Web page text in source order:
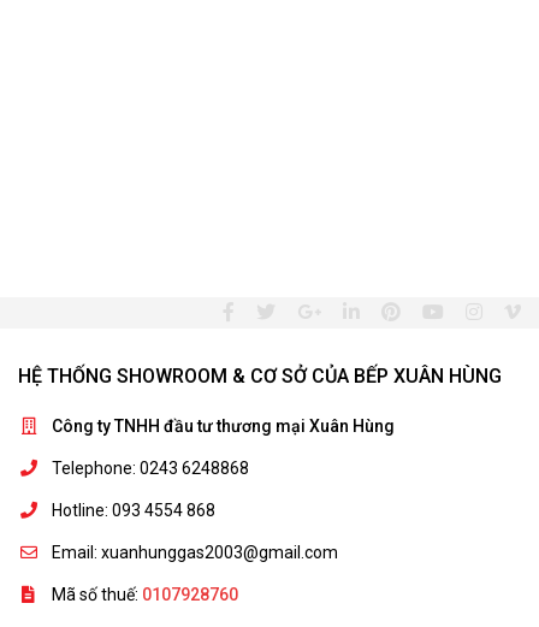
HỆ THỐNG SHOWROOM & CƠ SỞ CỦA BẾP XUÂN HÙNG
Công ty TNHH đầu tư thương mại Xuân Hùng
Telephone: 0243 6248868
Hotline: 093 4554 868
Email: xuanhunggas2003@gmail.com
Mã số thuế: 0107928760